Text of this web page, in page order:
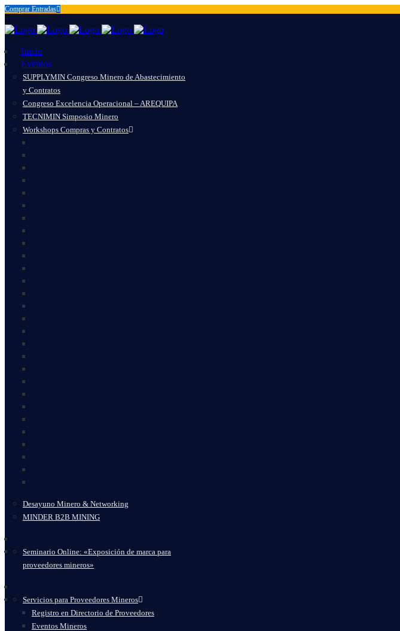
Comprar Entradas
Inicio
Eventos
SUPPLYMIN Congreso Minero de Abastecimiento
y Contratos
Congreso Excelencia Operacional – AREQUIPA
TECNIMIN Simposio Minero
Workshops Compras y Contratos
Desayuno Minero & Networking
MINDER B2B MINING
Seminario Online: «Exposición de marca para
proveedores mineros»
Servicios para Proveedores Mineros
Registro en Directorio de Proveedores
Eventos Mineros